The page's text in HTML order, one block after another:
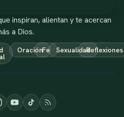
inspiran, alientan y te acercan
a Dios.
OraciónFe SexualidadReflexiones